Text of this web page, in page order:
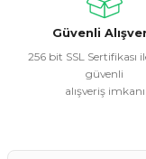
Bu ürüne benzer
Güvenli
256 bit SSL Sertifikası
güvenli
alışveriş imkanı